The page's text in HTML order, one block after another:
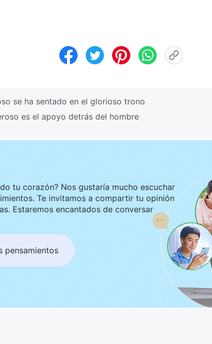
se ha sentado en el glorioso trono
es el apoyo detrás del hombre
gustaría mucho escuchar
tu opinión
pensamientos